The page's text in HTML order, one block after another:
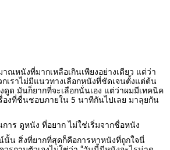
ณหนังที่มากเหลือเกินเพียงอย่างเดียว แต่ว่า
เราไม่มีแนวทางเลือกหนังที่ชัดเจนตั้งแต่ต้น
ดูด มันก็ยากที่จะเลือกนั่นเอง แต่ว่าผมมีเทคนิค
องที่ชื่นชอบภายใน 5 นาทีกันไปเลย มาลุยกัน
าร ดูหนัง ที่อยาก ไม่ใช่เริ่มจากชื่อหนัง
นั้น สิ่งที่ยากที่สุดก็คือการหาหนังที่ถูกใจนี่